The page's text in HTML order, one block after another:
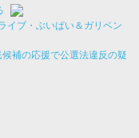
イブ・ぶいぱい＆ガリベン
補の応援で公選法違反の疑